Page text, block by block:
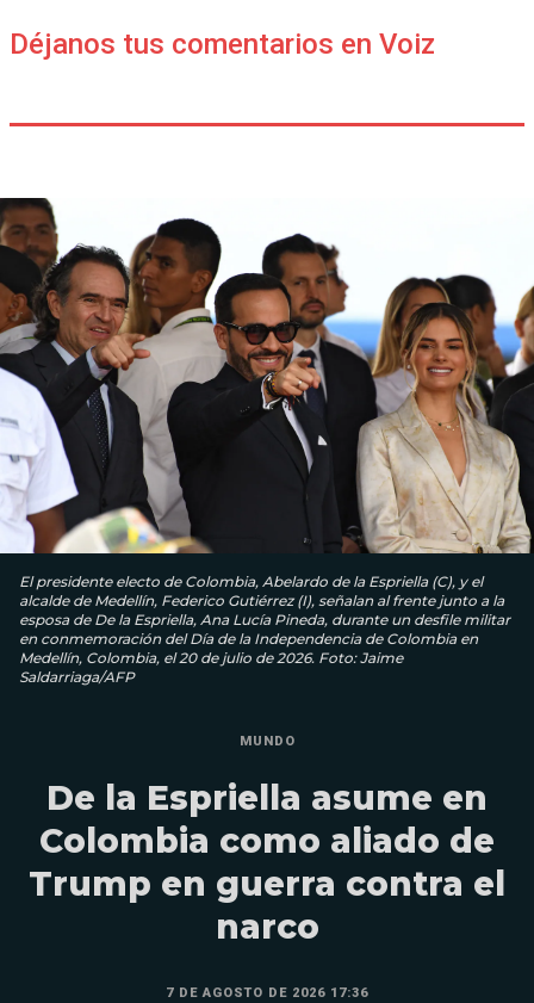
Déjanos tus comentarios en Voiz
El presidente electo de Colombia, Abelardo de la Espriella (C), y el
alcalde de Medellín, Federico Gutiérrez (I), señalan al frente junto a la
esposa de De la Espriella, Ana Lucía Pineda, durante un desfile militar
en conmemoración del Día de la Independencia de Colombia en
Medellín, Colombia, el 20 de julio de 2026. Foto: Jaime
Saldarriaga/AFP
MUNDO
De la Espriella asume en
Colombia como aliado de
Trump en guerra contra el
narco
7 DE AGOSTO DE 2026 17:36